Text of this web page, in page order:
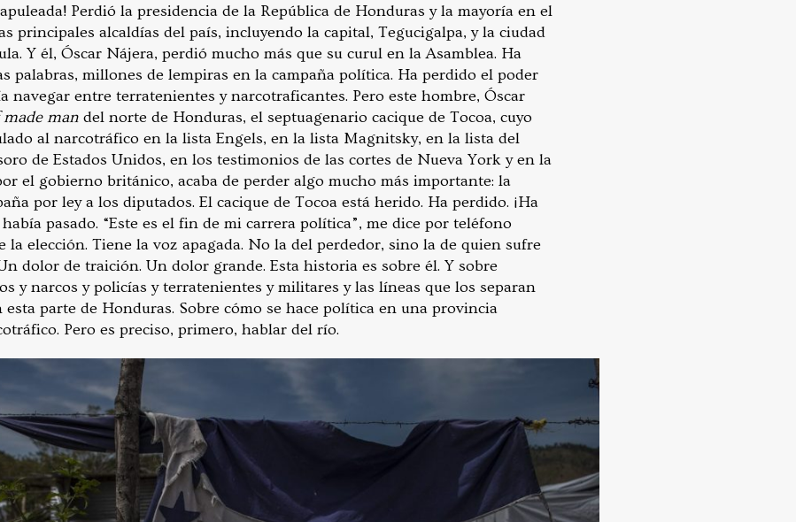
Perdió la presidencia de la República de Honduras y la mayoría en el
principales alcaldías del país, incluyendo la capital, Tegucigalpa, y la ciudad
Y él, Óscar Nájera, perdió mucho más que su curul en la Asamblea. Ha
palabras, millones de lempiras en la campaña política. Ha perdido el poder
navegar entre terratenientes y narcotraficantes. Pero este hombre, Óscar
made man del norte de Honduras, el septuagenario cacique de Tocoa, cuyo
al narcotráfico en la lista Engels, en la lista Magnitsky, en la lista del
de Estados Unidos, en los testimonios de las cortes de Nueva York y en la
el gobierno británico, acaba de perder algo mucho más importante: la
por ley a los diputados. El cacique de Tocoa está herido. Ha perdido. ¡Ha
pasado. “Este es el fin de mi carrera política”, me dice por teléfono
la elección. Tiene la voz apagada. No la del perdedor, sino la de quien sufre
dolor de traición. Un dolor grande. Esta historia es sobre él. Y sobre
y narcos y policías y terratenientes y militares y las líneas que los separan
parte de Honduras. Sobre cómo se hace política en una provincia
Pero es preciso, primero, hablar del río.